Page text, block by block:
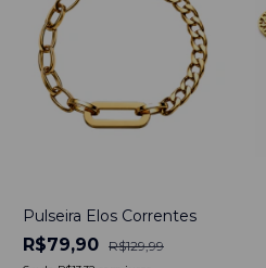
Pulseira Elos Correntes
R$79,90 R$129,99